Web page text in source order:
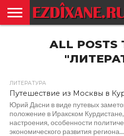
ЕЗИДИЗМ
НОВОСТИ
ИСТОРИЯ
КУЛЬТУРА
КОНТАКТALL POSTS
ЛИТЕРАТУРА
Путешествие из Москвы в
Юрий Дасни в виде путевых
положение в Иракском
настроения, особенности
экономического развития